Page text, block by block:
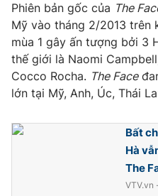
VTV Money
VTV Sức khoẻ
Thị trường 24h
Phiên bản gốc của The
Mỹ vào tháng 2/2013 trên
mùa 1 gây ấn tượng bởi 3
thế giới là Naomi
Cocco Rocha. The Face
lớn tại Mỹ, Anh, Úc, Thái
Bất
Hà
The
VTV.vn